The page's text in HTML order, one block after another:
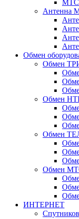
МТС
Антенна
Обмен
Обмен
Обмен
Обмен
Обмен
ИНТЕРНЕТ